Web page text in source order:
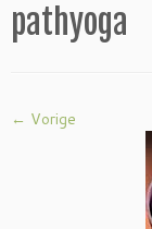
pathyoga
← Vorige